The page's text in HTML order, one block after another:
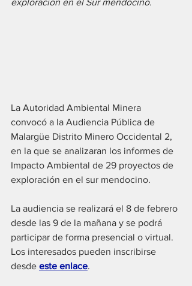
exploración en el Sur mendocino.
La Autoridad Ambiental Minera
convocó a la Audiencia Pública de
Malargüe Distrito Minero Occidental 2,
en la que se analizaran los informes de
Impacto Ambiental de 29 proyectos de
exploración en el sur mendocino.
La audiencia se realizará el 8 de febrero
desde las 9 de la mañana y se podrá
participar de forma presencial o virtual.
Los interesados pueden inscribirse
desde este enlace.